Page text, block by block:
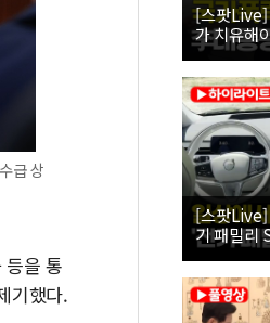
급 상
등을 통
기했다.
[스팟Live]
가 치유해
26.08.07
[스팟Live]
기 패밀리